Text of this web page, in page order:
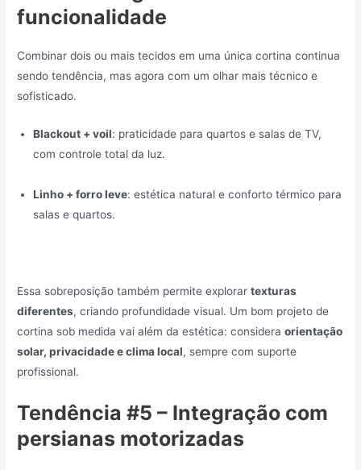
funcionalidade
Combinar dois ou mais tecidos em uma única cortina continua
sendo tendência, mas agora com um olhar mais técnico e
sofisticado.
Blackout + voil: praticidade para quartos e salas de TV,
com controle total da luz.
Linho + forro leve: estética natural e conforto térmico para
salas e quartos.
Essa sobreposição também permite explorartexturas
diferentes, criando profundidade visual. Um bom projeto de
cortina sob medida vai além da estética: consideraorientação
solar, privacidade e clima local, sempre com suporte
profissional.
Tendência #5 – Integração com
persianas motorizadas